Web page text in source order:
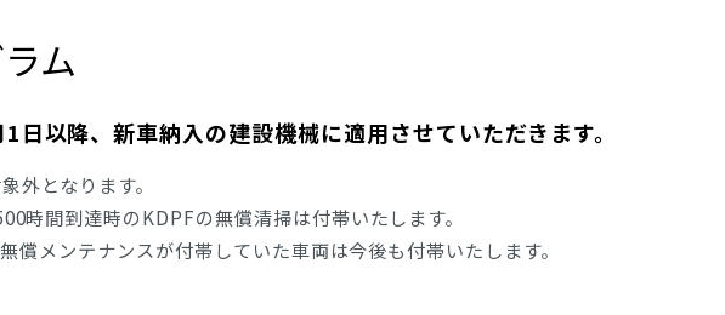
ム
1日以降、新車納入の建設機械に適用させていただきます。
外となります。
時間到達時のKDPFの無償清掃は付帯いたします。
メンテナンスが付帯していた車両は今後も付帯いたします。